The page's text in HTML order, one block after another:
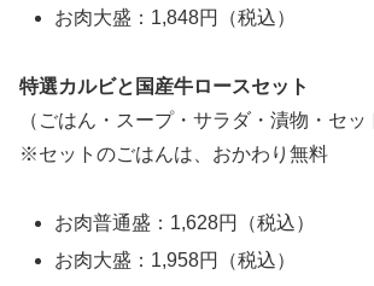
お肉大盛：1,848円（税込）
特選カルビと国産牛ロースセット
（ごはん・スープ・サラダ・漬物・セッ
※セットのごはんは、おかわり無料
お肉普通盛：1,628円（税込）
お肉大盛：1,958円（税込）